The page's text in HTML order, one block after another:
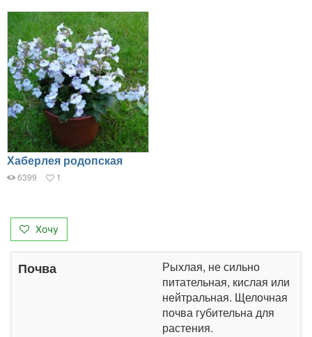
Хаберлея родопская
6399 1
Хочу
Почва
Рыхлая, не сильно
питательная, кислая или
нейтральная. Щелочная
почва губительна для
растения.